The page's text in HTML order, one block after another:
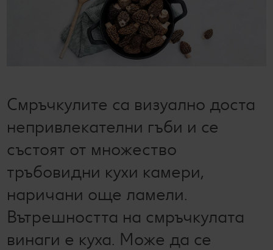
Лексикон на свежестта
Ние сме семейство
Съвети от кухнята
Развлечения, отдих и свободно време
Смръчкулите са визуално доста
непривлекателни гъби и се
състоят от множество
тръбовидни кухи камери,
наричани още ламели.
Вътрешността на смръчкулата
винаги е куха. Може да се